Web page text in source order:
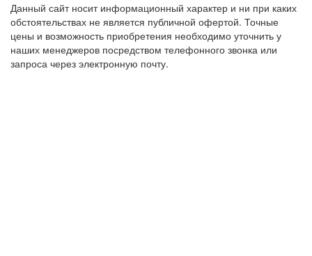
Данный сайт носит информационный характер и ни при каких
обстоятельствах не является публичной офертой. Точные
цены и возможность приобретения необходимо уточнить у
наших менеджеров посредством телефонного звонка или
запроса через электронную почту.